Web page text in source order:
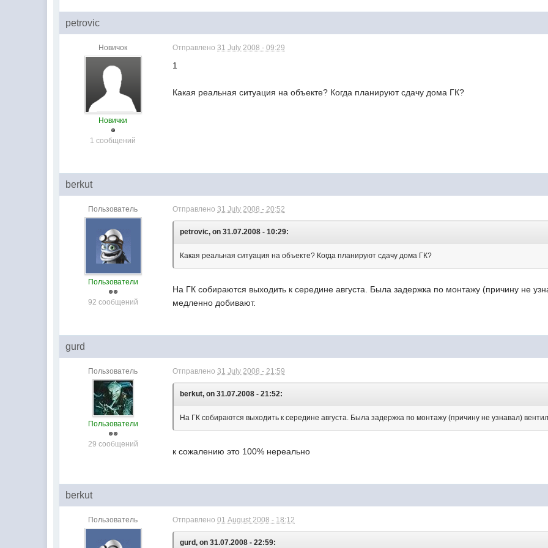
petrovic
Новичок
Новички
1 сообщений
Отправлено31 July 2008 - 09:29
1
Какая реальная ситуация на объекте? Когда планируют сдачу дома ГК?
berkut
Пользователь
Пользователи
92 сообщений
Отправлено31 July 2008 - 20:52
petrovic, on 31.07.2008 - 10:29:
Какая реальная ситуация на объекте? Когда планируют сдачу дома ГК?
На ГК собираются выходить к середине августа. Была задержка по монтажу (причину не
медленно добивают.
gurd
Пользователь
Пользователи
29 сообщений
Отправлено31 July 2008 - 21:59
berkut, on 31.07.2008 - 21:52:
На ГК собираются выходить к середине августа. Была задержка по монтажу (причину не узнавал)
к сожалению это 100% нереально
berkut
Пользователь Отправлено01 August 2008 - 18:12
gurd, on 31.07.2008 - 22:59: